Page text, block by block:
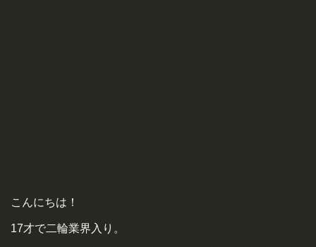
こんにちは！
17才で二輪業界入り。